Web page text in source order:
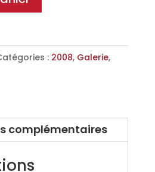
: 2008, Galerie,
complémentaires